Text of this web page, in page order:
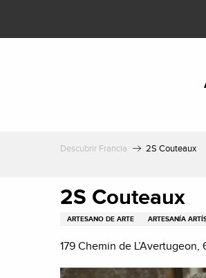
contenu
Descubrir Francia 2S Couteaux
2S Couteaux
ARTESANO DE ARTE ARTESANÍA
179 Chemin de